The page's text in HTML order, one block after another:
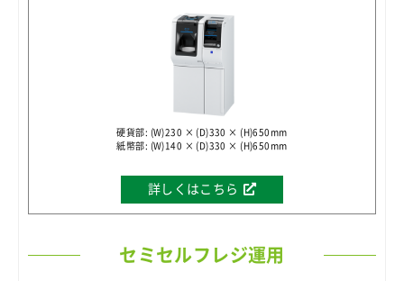
硬貨部: (W)230 × (D)330 × (H)650mm
紙幣部: (W)140 × (D)330 × (H)650mm
詳しくはこちら
セミセルフレジ運用